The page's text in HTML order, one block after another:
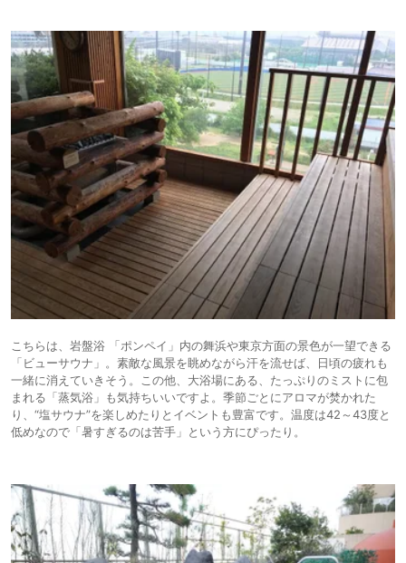
こちらは、岩盤浴 「ポンペイ」内の舞浜や東京方面の景色が一望できる
「ビューサウナ」。素敵な風景を眺めながら汗を流せば、日頃の疲れも
一緒に消えていきそう。この他、大浴場にある、たっぷりのミストに包
まれる「蒸気浴」も気持ちいいですよ。季節ごとにアロマが焚かれた
り、“塩サウナ”を楽しめたりとイベントも豊富です。温度は42～43度と
低めなので「暑すぎるのは苦手」という方にぴったり。